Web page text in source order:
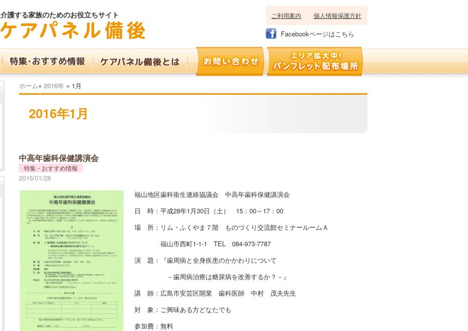
介護する家族のためのお役立ちサイト ご利用案内 個人情報保護方針
Facebookページはこちら
ホーム» 2016年 » 1月
2016年1月
中高年歯科保健講演会
特集・おすすめ情報
2016/01/28
福山地区歯科衛生連絡協議会 中高年歯科保健講演会
日 時：平成28年1月30日（土） 15：00～17：00
場 所：リム・ふくやま７階 ものづくり交流館セミナールームＡ
福山市西町1-1-1 TEL 084-973-7787
演 題：『歯周病と全身疾患のかかわりについて
－歯周病治療は糖尿病を改善するか？－』
講 師：広島市安芸区開業 歯科医師 中村 茂夫先生
対 象：ご興味ある方どなたでも
参加費：無料